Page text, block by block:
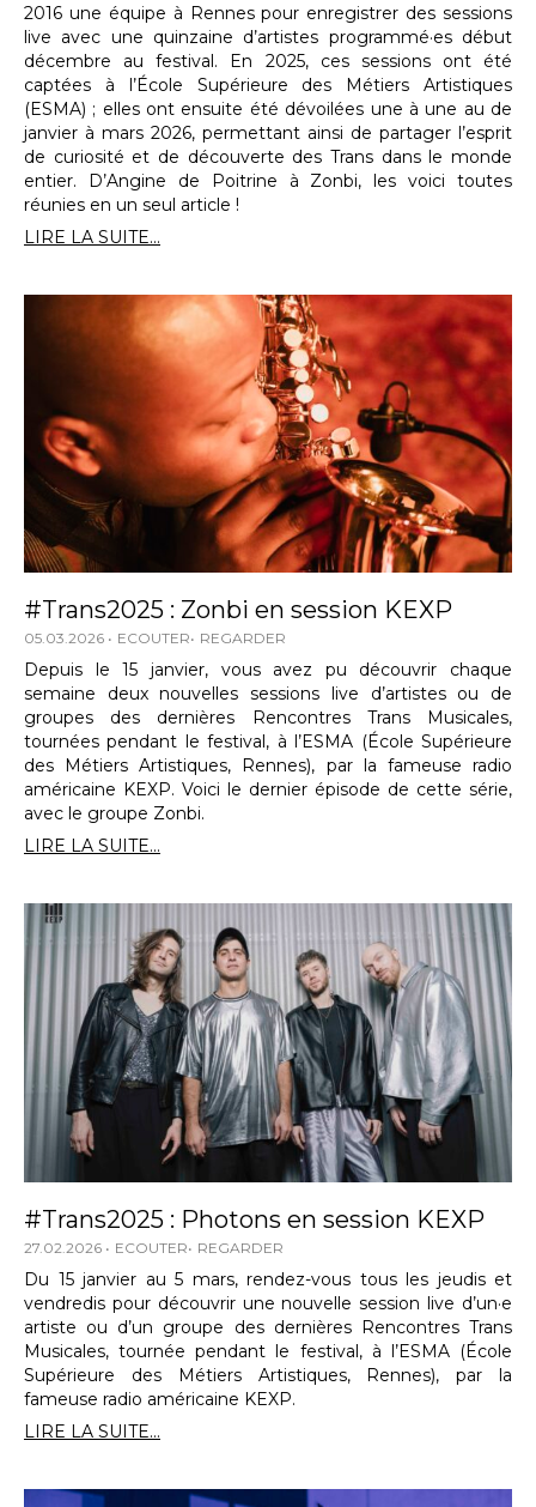
2016 une équipe à Rennes pour enregistrer des sessions
live avec une quinzaine d’artistes programmé·es début
décembre au festival. En 2025, ces sessions ont été
captées à l’École Supérieure des Métiers Artistiques
(ESMA) ; elles ont ensuite été dévoilées une à une au de
janvier à mars 2026, permettant ainsi de partager l’esprit
de curiosité et de découverte des Trans dans le monde
entier. D’Angine de Poitrine à Zonbi, les voici toutes
réunies en un seul article !
LIRE LA SUITE...
#Trans2025 : Zonbi en session KEXP
05.03.2026 ECOUTER REGARDER
Depuis le 15 janvier, vous avez pu découvrir chaque
semaine deux nouvelles sessions live d’artistes ou de
groupes des dernières Rencontres Trans Musicales,
tournées pendant le festival, à l’ESMA (École Supérieure
des Métiers Artistiques, Rennes), par la fameuse radio
américaine KEXP. Voici le dernier épisode de cette série,
avec le groupe Zonbi.
LIRE LA SUITE...
#Trans2025 : Photons en session KEXP
27.02.2026 ECOUTER REGARDER
Du 15 janvier au 5 mars, rendez-vous tous les jeudis et
vendredis pour découvrir une nouvelle session live d’un·e
artiste ou d’un groupe des dernières Rencontres Trans
Musicales, tournée pendant le festival, à l’ESMA (École
Supérieure des Métiers Artistiques, Rennes), par la
fameuse radio américaine KEXP.
LIRE LA SUITE...